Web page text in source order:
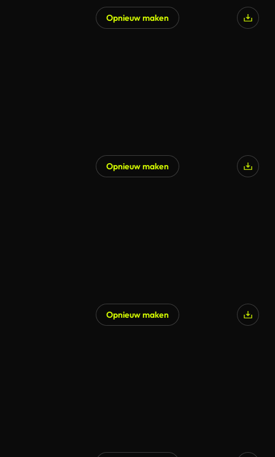
Opnieuw maken
Opnieuw maken
Opnieuw maken